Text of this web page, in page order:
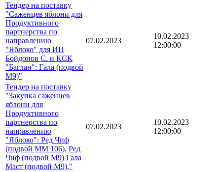
Тендер на поставку
"Саженцев яблони для
Продуктивного
партнерства по
направлению
"Яблоко" для ИП
Бойдонов С. и КСК
"Баглан": Гала (подвой
М9)"
07.02.2023
10.02.2023
12:00:00
Тендер на поставку
"Закупка саженцев
яблони для
Продуктивного
партнерства по
направлению
"Яблоко": Ред Чиф
(подвой ММ 106), Ред
Чиф (подвой М9) Гала
Маст (подвой М9),"
07.02.2023
10.02.2023
12:00:00